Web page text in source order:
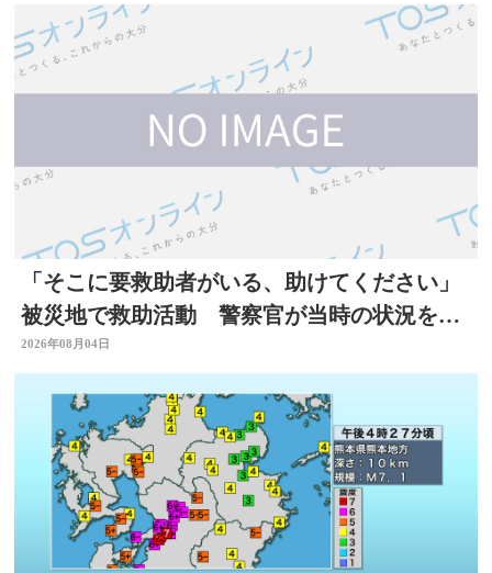
「そこに要救助者がいる、助けてください」
被災地で救助活動 警察官が当時の状況を語
る 大分
2026年08月04日